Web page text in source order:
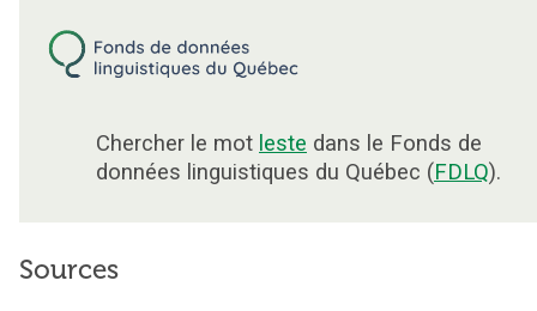
Chercher le mot leste dans le Fonds de
données linguistiques du Québec (FDLQ).
Sources